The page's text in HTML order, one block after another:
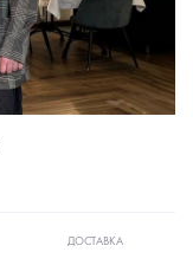
ДОСТАВКА